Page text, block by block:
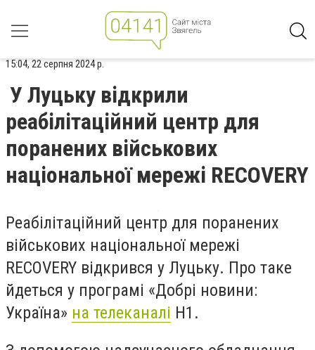
15:04, 22 серпня 2024 р.
У Луцьку відкрили
реабілітаційний центр для
поранених військових
національної мережі RECOVERY
Реабілітаційний центр для поранених
військових національної мережі
RECOVERY відкрився у Луцьку. Про таке
йдеться у програмі «Добрі новини:
Україна» на телеканалі Н1.